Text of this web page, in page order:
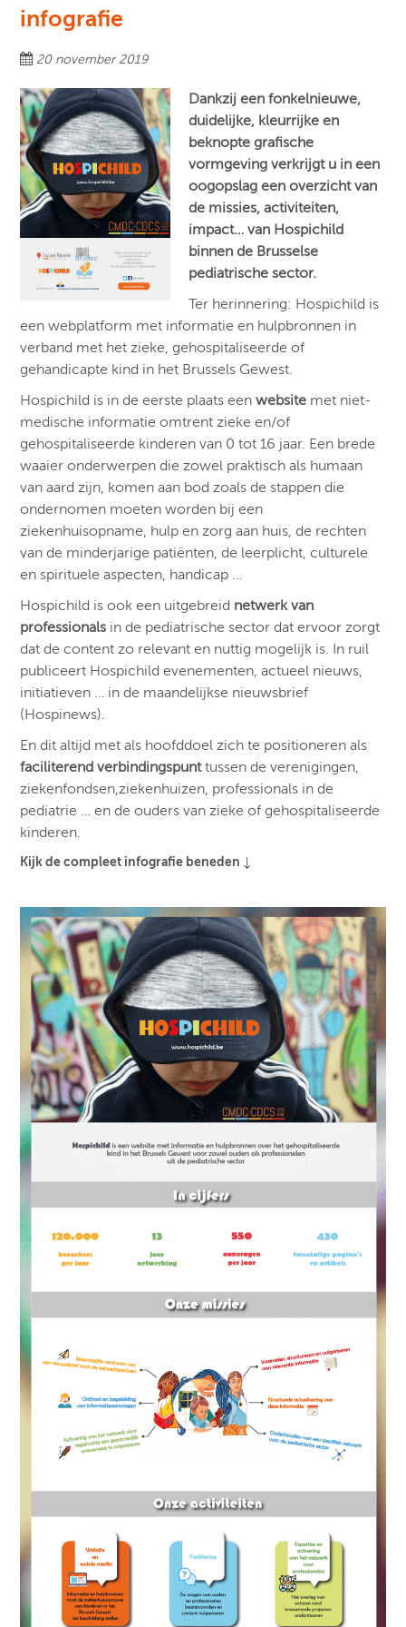
infografie
20 november 2019
Dankzij een fonkelnieuwe,
duidelijke, kleurrijke en
beknopte grafische
vormgeving verkrijgt u in een
oogopslag een overzicht van
de missies, activiteiten,
impact… van Hospichild
binnen de Brusselse
pediatrische sector.
Ter herinnering: Hospichild is
een webplatform met informatie en hulpbronnen in
verband met het zieke, gehospitaliseerde of
gehandicapte kind in het Brussels Gewest.
Hospichild is in de eerste plaats eenwebsite met niet-
medische informatie omtrent zieke en/of
gehospitaliseerde kinderen van 0 tot 16 jaar. Een brede
waaier onderwerpen die zowel praktisch als humaan
van aard zijn, komen aan bod zoals de stappen die
ondernomen moeten worden bij een
ziekenhuisopname, hulp en zorg aan huis, de rechten
van de minderjarige patiënten, de leerplicht, culturele
en spirituele aspecten, handicap …
Hospichild is ook een uitgebreid netwerk van
professionals in de pediatrische sector dat ervoor zorgt
dat de content zo relevant en nuttig mogelijk is. In ruil
publiceert Hospichild evenementen, actueel nieuws,
initiatieven … in de maandelijkse nieuwsbrief
(Hospinews).
En dit altijd met als hoofddoel zich te positioneren als
faciliterend verbindingspunttussen de verenigingen,
ziekenfondsen,ziekenhuizen, professionals in de
pediatrie … en de ouders van zieke of gehospitaliseerde
kinderen.
Kijk de compleet infografie beneden ↓